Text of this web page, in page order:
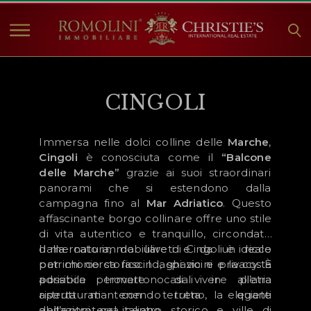
IMMOBILI IN VENDITA
COMPANY
CHRISTIE'S
CONTATTI
Valuta:
$ £
Lingua:
CINGOLI
Immersa nelle dolci colline delle Marche,
Cingoli è conosciuta come il “Balcone
delle Marche” grazie ai suoi straordinari
panorami che si estendono dalla
campagna fino al Mar Adriatico. Questo
affascinante borgo collinare offre uno stile
di vita autentico e tranquillo, circondato
dalla natura, da uliveti e da un ricco
patrimonio storico. I laghi vicini e la costa
adriatica permettono di vivere all’aria
aperta mantenendo tutta la quiete
Il mercato immobiliare di Cingoli è ideale
per chi cerca fascino, spazio e privacy. È
possibile trovare casali in pietra
ristrutturati con terreno, eleganti